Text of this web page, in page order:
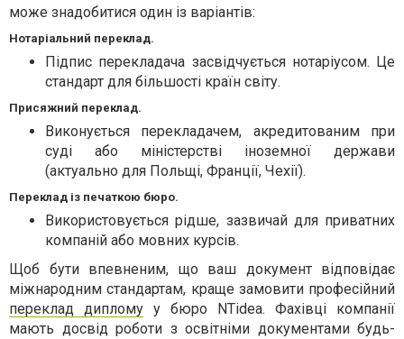
може знадобитися один із варіантів:
Нотаріальний переклад.
Підпис перекладача засвідчується нотаріусом. Це
стандарт для більшості країн світу.
Присяжний переклад.
Виконується перекладачем, акредитованим при
суді або міністерстві іноземної держави
(актуально для Польщі, Франції, Чехії).
Переклад із печаткою бюро.
Використовується рідше, зазвичай для приватних
компаній або мовних курсів.
Щоб бути впевненим, що ваш документ відповідає
міжнародним стандартам, краще замовити професійний
переклад диплому у бюро NTidea. Фахівці компанії
мають досвід роботи з освітніми документами будь-